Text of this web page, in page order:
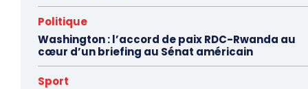
Politique
Washington : l’accord de paix RDC-Rwanda au
cœur d’un briefing au Sénat américain
Sport